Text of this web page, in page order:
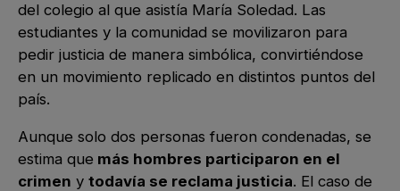
del colegio al que asistía María Soledad. Las
estudiantes y la comunidad se movilizaron para
pedir justicia de manera simbólica, convirtiéndose
en un movimiento replicado en distintos puntos del
país.
Aunque solo dos personas fueron condenadas, se
estima que más hombres participaron en el
crimen y todavía se reclama justicia. El caso de